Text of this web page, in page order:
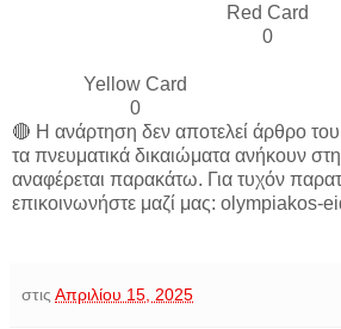
Red Card
0
Yellow Card
0
🔴 Η ανάρτηση δεν αποτελεί άρθρο
τα πνευματικά δικαιώματα ανήκουν
αναφέρεται παρακάτω. Για τυχόν
επικοινωνήστε μαζί μας: olympiakos-
στις Απριλίου 15, 2025